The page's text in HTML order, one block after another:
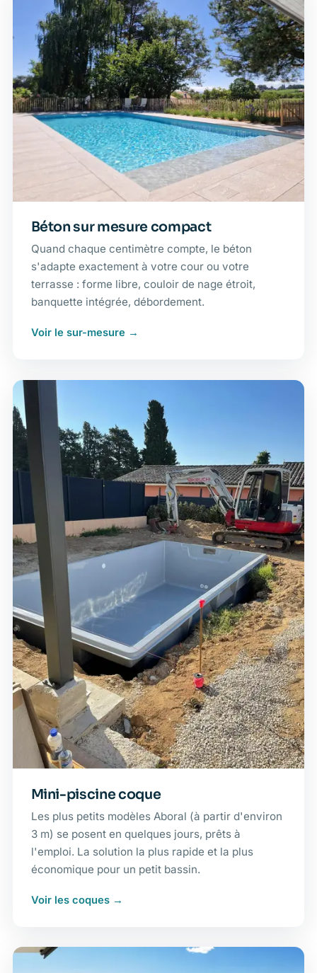
Béton sur mesure compact
Quand chaque centimètre compte, le béton
s'adapte exactement à votre cour ou votre
terrasse : forme libre, couloir de nage étroit,
banquette intégrée, débordement.
Voir le sur-mesure
Mini-piscine coque
Les plus petits modèles Aboral (à partir d'environ
3 m) se posent en quelques jours, prêts à
l'emploi. La solution la plus rapide et la plus
économique pour un petit bassin.
Voir les coques